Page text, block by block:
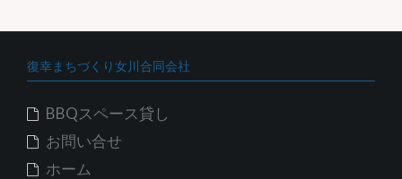
復幸まちづくり女川合同会社
BBQスペース貸し
お問い合せ
ホーム